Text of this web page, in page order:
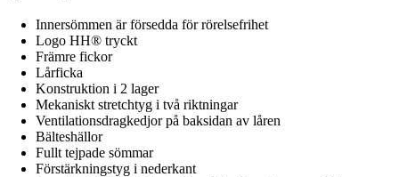
Innersömmen är försedda för rörelsefrihet
Logo HH® tryckt
Främre fickor
Lårficka
Konstruktion i 2 lager
Mekaniskt stretchtyg i två riktningar
Ventilationsdragkedjor på baksidan av låren
Bälteshällor
Fullt tejpade sömmar
Förstärkningstyg i nederkant